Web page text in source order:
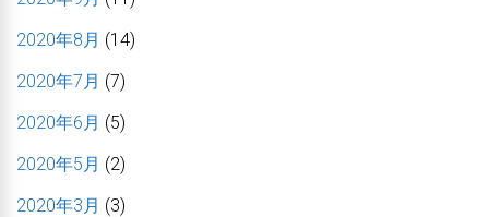
2020年8月 (14)
2020年7月 (7)
2020年6月 (5)
2020年5月 (2)
2020年3月 (3)